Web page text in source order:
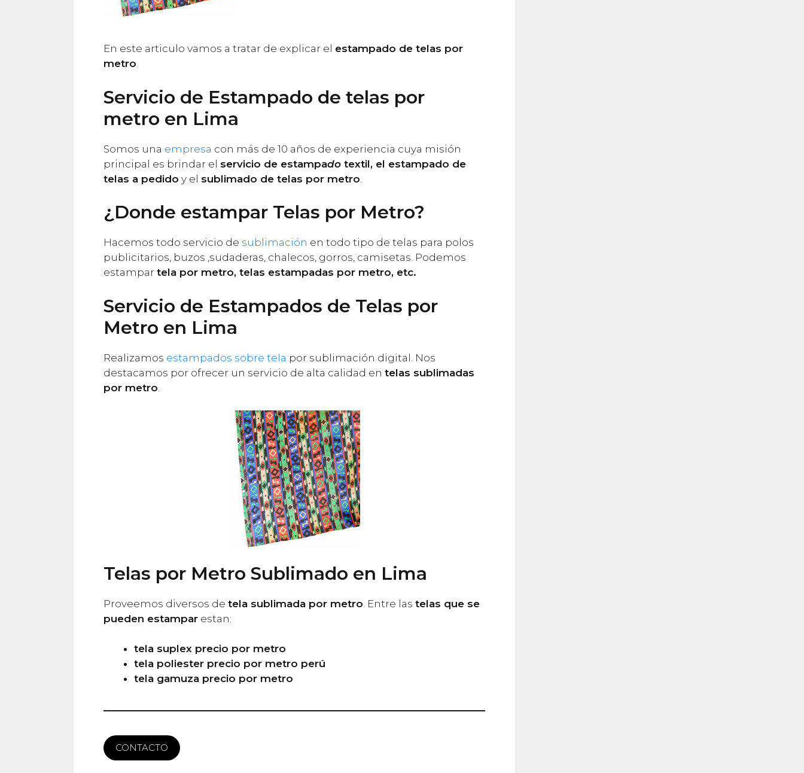
En este articulo vamos a tratar de explicar el estampado de telas por
metro.
Servicio de Estampado de telas por
metro en Lima
Somos una empresa con más de 10 años de experiencia cuya misión
principal es brindar el servicio de estampado textil, el estampado de
telas a pedido y el sublimado de telas por metro
¿Donde estampar Telas por Metro?
Hacemos todo servicio de sublimación en todo tipo de telas para polos
publicitarios, buzos ,sudaderas, chalecos, gorros, camisetas. Podemos
estampar tela por metro, telas estampadas por metro, etc.
Servicio de Estampados de Telas por
Metro en Lima
Realizamos estampados sobre tela por sublimación digital. Nos
destacamos por ofrecer un servicio de alta calidad en telas sublimadas
por metro
Telas por Metro Sublimado en Lima
Proveemos diversos de tela sublimada por metro . Entre las telas que se
pueden estampar estan:
tela suplex precio por metro
tela poliester precio por metro perú
tela gamuza precio por metro
CONTACTO